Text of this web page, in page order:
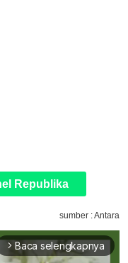
Republika
sumber : Antara
arrow_forward_ios Baca selengkapnya